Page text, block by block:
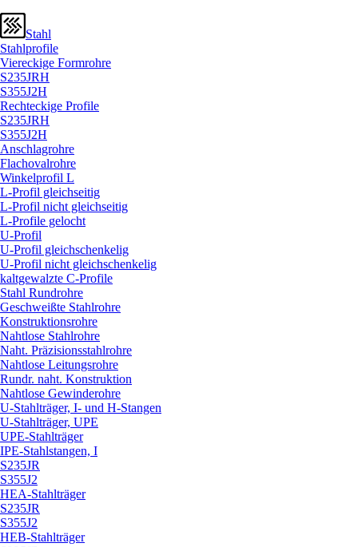
Stahl
Stahlprofile
Viereckige Formrohre
S235JRH
S355J2H
Rechteckige Profile
S235JRH
S355J2H
Anschlagrohre
Flachovalrohre
Winkelprofil L
L-Profil gleichseitig
L-Profil nicht gleichseitig
L-Profile gelocht
U-Profil
U-Profil gleichschenkelig
U-Profil nicht gleichschenkelig
kaltgewalzte C-Profile
Stahl Rundrohre
Geschweißte Stahlrohre
Konstruktionsrohre
Nahtlose Stahlrohre
Naht. Präzisionsstahlrohre
Nahtlose Leitungsrohre
Rundr. naht. Konstruktion
Nahtlose Gewinderohre
U-Stahlträger, I- und H-Stangen
U-Stahlträger, UPE
UPE-Stahlträger
IPE-Stahlstangen, I
S235JR
S355J2
HEA-Stahlträger
S235JR
S355J2
HEB-Stahlträger